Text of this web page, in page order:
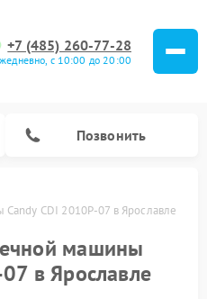
+7 (485) 260-77-28
с 10:00 до 20:00
Позвонить
CDI 2010P-07 в Ярославле
машины
в Ярославле